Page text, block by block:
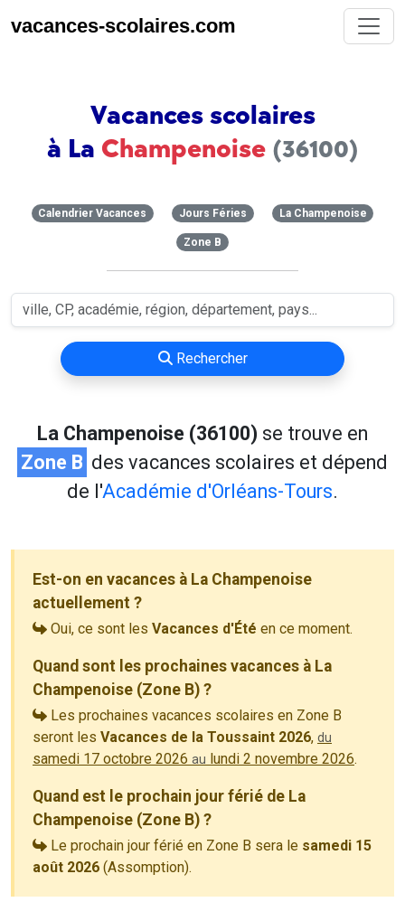
vacances-scolaires.com
Vacances scolaires
à La Champenoise (36100)
Calendrier Vacances Jours Féries La Champenoise
Zone B
Rechercher
La Champenoise (36100) se trouve en
Zone B des vacances scolaires et dépend
de l'Académie d'Orléans-Tours.
Est-on en vacances à La Champenoise
actuellement ?
Oui, ce sont les Vacances d'Été en ce moment.
Quand sont les prochaines vacances à La
Champenoise (Zone B) ?
Les prochaines vacances scolaires en Zone B
seront les Vacances de la Toussaint 2026, du
samedi 17 octobre 2026 au lundi 2 novembre 2026.
Quand est le prochain jour férié de La
Champenoise (Zone B) ?
Le prochain jour férié en Zone B sera le samedi 15
août 2026 (Assomption).